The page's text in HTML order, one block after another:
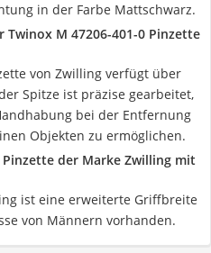
in der Farbe Mattschwarz.
M 47206-401-0 Pinzette
von Zwilling verfügt über
Spitze ist präzise gearbeitet,
bei der Entfernung
Objekten zu ermöglichen.
der Marke Zwilling mit
ist eine erweiterte Griffbreite
von Männern vorhanden.